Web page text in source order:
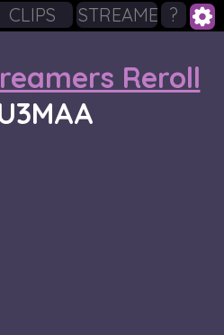
CLIPS STREAMERS
?
Reroll